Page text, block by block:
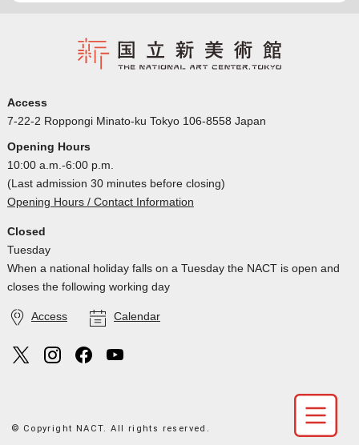
Access
7-22-2 Roppongi Minato-ku Tokyo 106-8558 Japan
Opening Hours
10:00 a.m.-6:00 p.m.
(Last admission 30 minutes before closing)
Opening Hours / Contact Information
Closed
Tuesday
When a national holiday falls on a Tuesday the NACT is open and
closes the following working day
Access Calendar
© Copyright NACT. All rights reserved.